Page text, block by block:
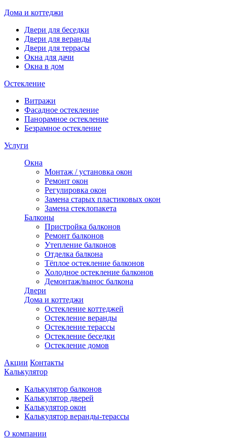
Дома и коттеджи
Двери для беседки
Двери для веранды
Двери для террасы
Окна для дачи
Окна в дом
Остекление
Витражи
Фасадное остекление
Панорамное остекление
Безрамное остекление
Услуги
Окна
Монтаж / установка окон
Ремонт окон
Регулировка окон
Замена старых пластиковых окон
Замена стеклопакета
Балконы
Пристройка балконов
Ремонт балконов
Утепление балконов
Отделка балкона
Тёплое остекление балконов
Холодное остекление балконов
Демонтаж/вынос балкона
Двери
Дома и коттеджи
Остекление коттеджей
Остекление веранды
Остекление терассы
Остекление беседки
Остекление домов
Акции Контакты
Калькулятор
Калькулятор балконов
Калькулятор дверей
Калькулятор окон
Калькулятор веранды-терассы
О компании